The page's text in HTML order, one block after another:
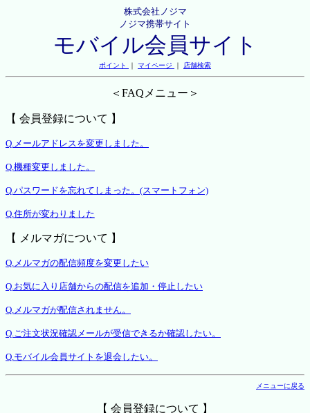
株式会社ノジマ
ノジマ携帯サイト
モバイル会員サイト
ポイント ｜ マイページ ｜ 店舗検索
＜FAQメニュー＞
【 会員登録について 】
Q.メールアドレスを変更しました。
Q.機種変更しました。
Q.パスワードを忘れてしまった。(スマートフォン)
Q.住所が変わりました
【 メルマガについて 】
Q.メルマガの配信頻度を変更したい
Q.お気に入り店舗からの配信を追加・停止したい
Q.メルマガが配信されません。
Q.ご注文状況確認メールが受信できるか確認したい。
Q.モバイル会員サイトを退会したい。
メニューに戻る
【 会員登録について 】